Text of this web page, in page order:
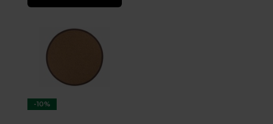
-10%